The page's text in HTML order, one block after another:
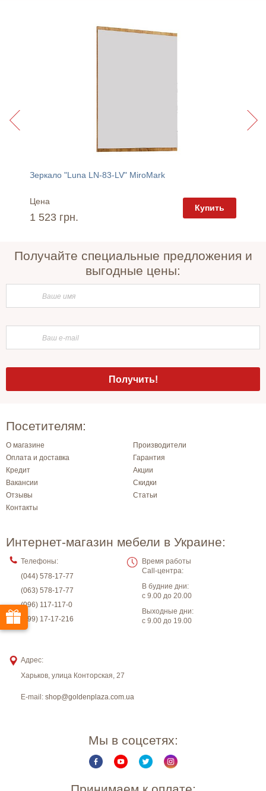
Зеркало "Luna LN-83-LV" MiroMark
Цена
1 523 грн.
Купить
Получайте специальные предложения и
выгодные цены:
Посетителям:
О магазине
Производители
Оплата и доставка
Гарантия
Кредит
Акции
Вакансии
Скидки
Отзывы
Статьи
Контакты
Интернет-магазин мебели в Украине:
Телефоны:
(044) 578-17-77
(063) 578-17-77
(096) 117-117-0
(099) 17-17-216
Время работы
Call-центра:
В будние дни:
с 9.00 до 20.00
Выходные дни:
с 9.00 до 19.00
Адрес:
Харьков, улица Конторская, 27
E-mail: shop@goldenplaza.com.ua
Мы в соцсетях: